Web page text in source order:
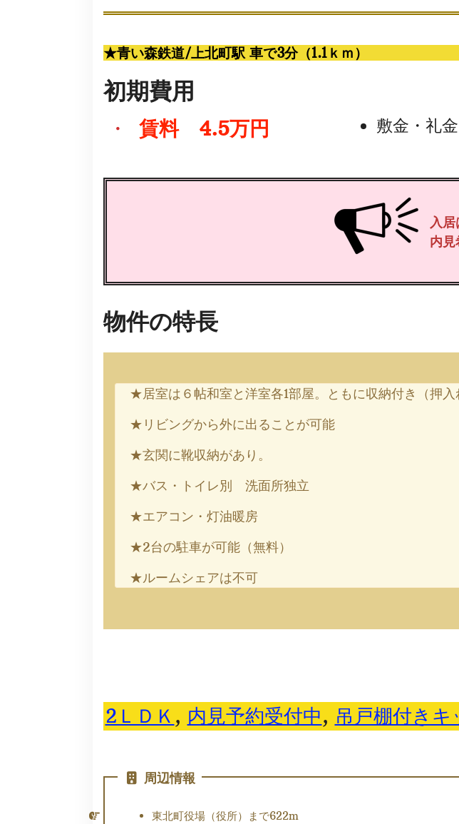
★青い森鉄道/上北町駅 車で3分（1.1ｋｍ）
初期費用
・ 賃料 4.5万円 敷金・礼
入
内
物件の特長
★居室は６帖和室と洋室各1部屋。ともに収納付き（押入
★リビングから外に出ることが可能
★玄関に靴収納があり。
★バス・トイレ別 洗面所独立
★エアコン・灯油暖房
★2台の駐車が可能（無料）
★ルームシェアは不可
2ＬＤＫ , 内見予約受付中, 吊戸棚付きキ
周辺情報
東北町役場（役所）まで622m